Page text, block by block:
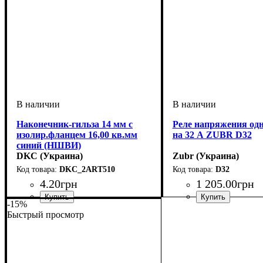
Наконечник-гильза 14 мм с
изолир.фланцем 16,00 кв.мм
синий (НШВИ)
DKC (Украина)
DKC_2ART510
4.20грн
Устройство
Материал
Сечение провода, мм2
Для, мм
Серия
Реле напряжения
на 32 А ZUBR D32
Zubr (Украина)
D32
1 205.00грн
-15%
Быстрый просмотр